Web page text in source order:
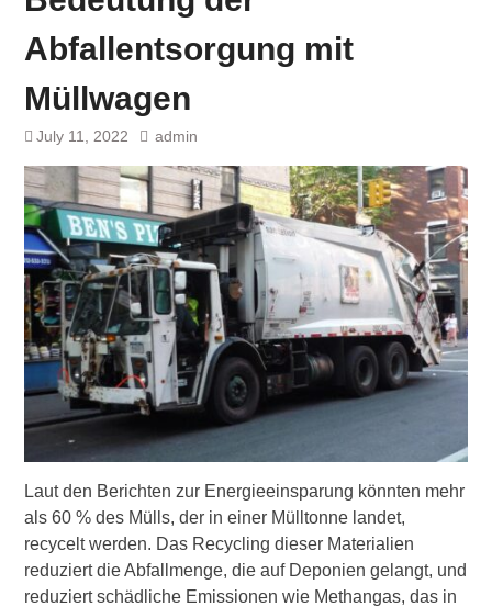
Abfallentsorgung mit
Müllwagen
July 11, 2022 admin
Laut den Berichten zur Energieeinsparung könnten mehr
als 60 % des Mülls, der in einer Mülltonne landet,
recycelt werden. Das Recycling dieser Materialien
reduziert die Abfallmenge, die auf Deponien gelangt, und
reduziert schädliche Emissionen wie Methangas, das in